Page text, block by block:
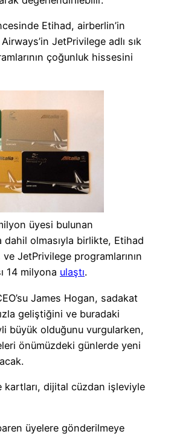
Etihad, airberlin’in
JetPrivilege adlı sık
çoğunluk hissesini
üyesi bulunan
dahil olmasıyla birlikte, Etihad
JetPrivilege programlarının
14 milyona ulaştı.
James Hogan, sadakat
geliştiğini ve buradaki
büyük olduğunu vurgularken,
önümüzdeki günlerde yeni
kartları, dijital cüzdan işleviyle
üyelere gönderilmeye